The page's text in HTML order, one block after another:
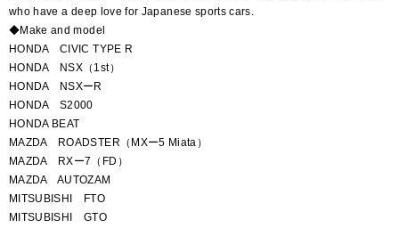
who have a deep love for Japanese sports cars.
◆Make and model
HONDA CIVIC TYPE R
HONDA NSX（1st）
HONDA NSXーR
HONDA S2000
HONDA BEAT
MAZDA ROADSTER（MXー5 Miata）
MAZDA RXー7（FD）
MAZDA AUTOZAM
MITSUBISHI FTO
MITSUBISHI GTO